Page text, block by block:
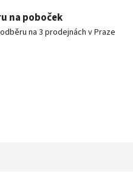
na poboček
na 3 prodejnách v Praze